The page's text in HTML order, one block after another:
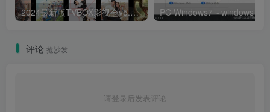
2024最新版TVBOX影视仓v5.0.25脱壳解密版 已去除弹窗提示及顶部提示 可内置tvbox仓库接口 内附三个修改版本
评论 抢沙发
请登录后发表评论